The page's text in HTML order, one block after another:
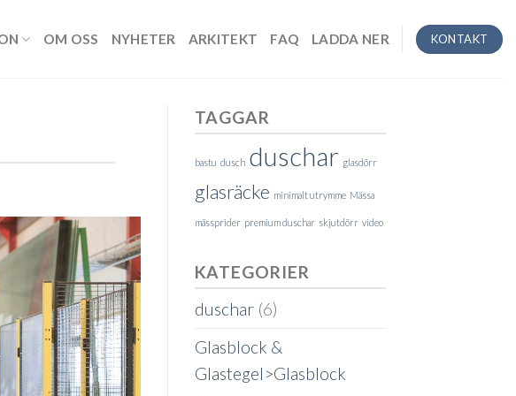
OM OSS NYHETER ARKITEKT FAQ LADDA NER KONTAKT
TAGGAR
bastu dusch duschar glasdörr
glasräcke minimalt utrymme Mässa
mässprider premium duschar skjutdörr video
KATEGORIER
duschar(6)
Glasblock &
Glastegel>Glasblock